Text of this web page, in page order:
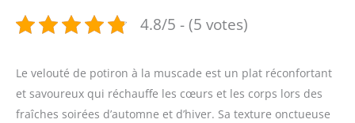
4.8/5 - (5 votes)
Le velouté de potiron à la muscade est un plat réconfortant
et savoureux qui réchauffe les cœurs et les corps lors des
fraîches soirées d’automne et d’hiver. Sa texture onctueuse